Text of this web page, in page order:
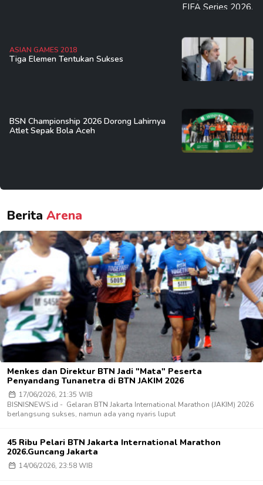
ASIAN GAMES 2018
Tiga Elemen Tentukan Sukses
BSN Championship 2026 Dorong Lahirnya
Atlet Sepak Bola Aceh
Berita Arena
Menkes dan Direktur BTN Jadi "Mata" Peserta
Penyandang Tunanetra di BTN JAKIM 2026
17/06/2026, 21:35 WIB
BISNISNEWS.id - Gelaran BTN Jakarta International Marathon (JAKIM) 2026
berlangsung sukses, namun ada yang nyaris luput
45 Ribu Pelari BTN Jakarta International Marathon
2026.Guncang Jakarta
14/06/2026, 23:58 WIB